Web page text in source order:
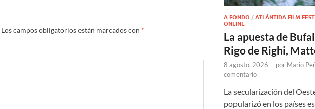
Los campos obligatorios están marcados con *
A FONDO /ATLÁNTIDA FILM FEST
ONLINE
La apuesta de
Rigo de Righi,
8 agosto, 2026 - por Mario
comentario
La secularización del
popularizó en los países